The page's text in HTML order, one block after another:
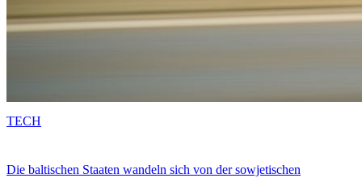
Die baltischen Staaten wandeln sich von der sowjetischen
TECH